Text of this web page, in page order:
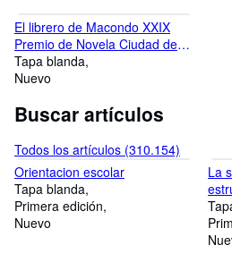
El librero de Macondo XXIX
Premio de Novela Ciudad de
Badajoz
Tapa blanda
Nuevo
Buscar artículos
Todos los artículos (310.154)
Orientacion escolar
Tapa blanda
Primera edición
Nuevo
La